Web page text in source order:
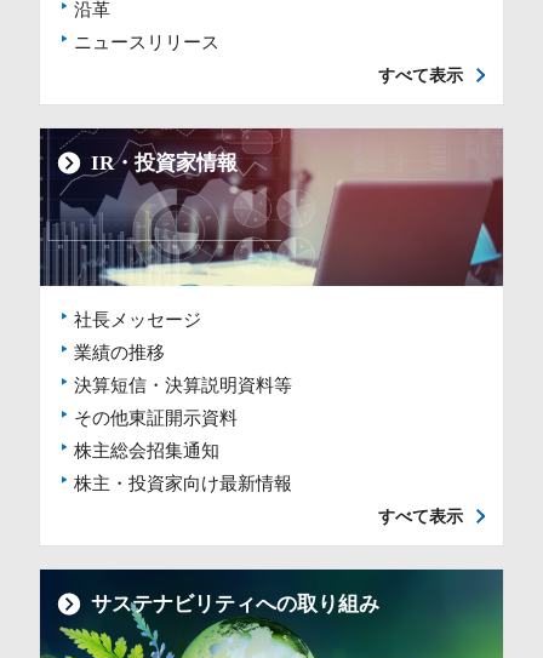
沿革
ニュースリリース
すべて表示
IR・投資家情報
社長メッセージ
業績の推移
決算短信・決算説明資料等
その他東証開示資料
株主総会招集通知
株主・投資家向け最新情報
すべて表示
サステナビリティへの取り組み